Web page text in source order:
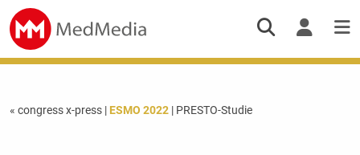
« congress x-press | ESMO 2022| PRESTO-Studie